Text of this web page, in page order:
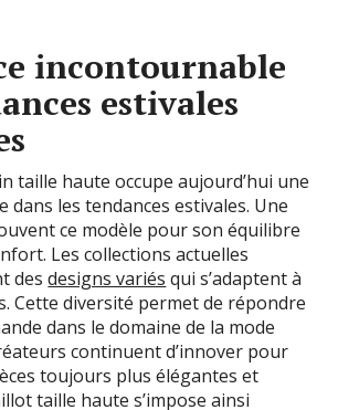
incontournable
estivales
taille haute occupe aujourd’hui une
dans les tendances estivales. Une
ce modèle pour son équilibre
Les collections actuelles
desdesigns variés qui s’adaptent à
Cette diversité permet de répondre
dans le domaine de la mode
continuent d’innover pour
toujours plus élégantes et
taille haute s’impose ainsi